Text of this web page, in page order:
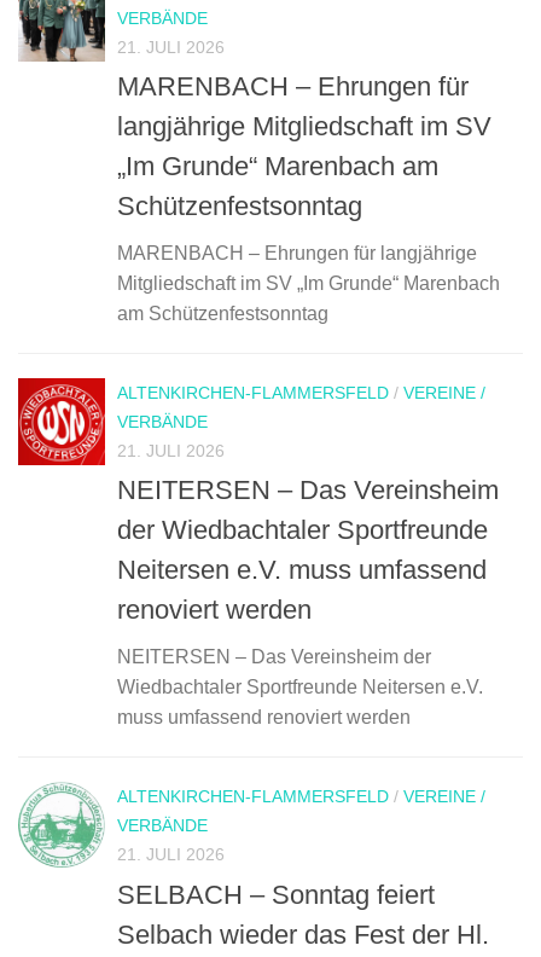
VERBÄNDE
21. JULI 2026
MARENBACH – Ehrungen für
langjährige Mitgliedschaft im SV
„Im Grunde“ Marenbach am
Schützenfestsonntag
MARENBACH – Ehrungen für langjährige
Mitgliedschaft im SV „Im Grunde“ Marenbach
am Schützenfestsonntag
ALTENKIRCHEN-FLAMMERSFELD / VEREINE /
VERBÄNDE
21. JULI 2026
NEITERSEN – Das Vereinsheim
der Wiedbachtaler Sportfreunde
Neitersen e.V. muss umfassend
renoviert werden
NEITERSEN – Das Vereinsheim der
Wiedbachtaler Sportfreunde Neitersen e.V.
muss umfassend renoviert werden
ALTENKIRCHEN-FLAMMERSFELD / VEREINE /
VERBÄNDE
21. JULI 2026
SELBACH – Sonntag feiert
Selbach wieder das Fest der Hl.